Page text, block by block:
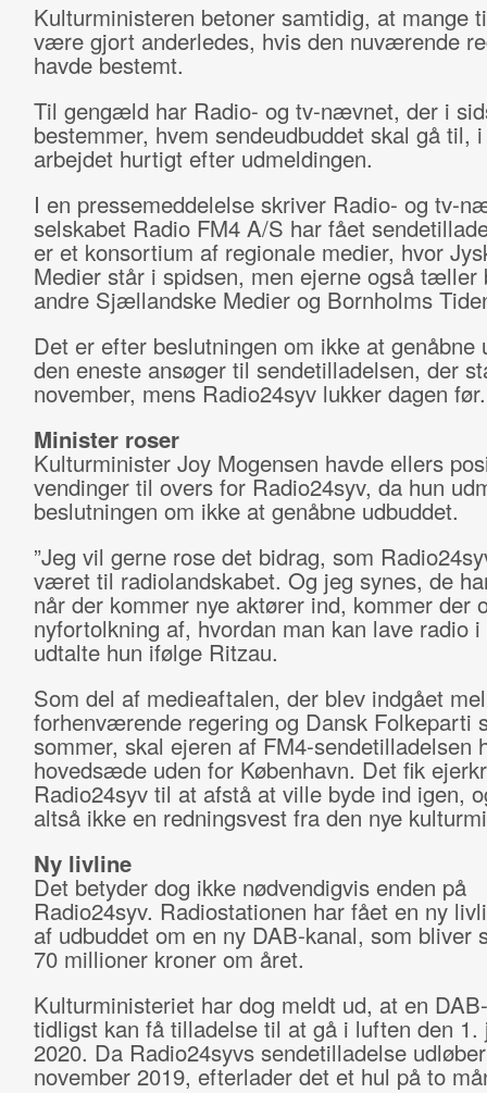
Kulturministeren betoner samtidig, at mange
være gjort anderledes, hvis den nuværende
havde bestemt.
Til gengæld har Radio- og tv-nævnet, der i
bestemmer, hvem sendeudbuddet skal gå til,
arbejdet hurtigt efter udmeldingen.
I en pressemeddelelse skriver Radio- og tv-
selskabet Radio FM4 A/S har fået
er et konsortium af regionale medier, hvor
Medier står i spidsen, men ejerne også tæller
andre Sjællandske Medier og Bornholms
Det er efter beslutningen om ikke at genåbne
den eneste ansøger til sendetilladelsen, der
november, mens Radio24syv lukker dagen før.
Minister roser
Kulturminister Joy Mogensen havde ellers
vendinger til overs for Radio24syv, da hun
beslutningen om ikke at genåbne udbuddet.
”Jeg vil gerne rose det bidrag, som
været til radiolandskabet. Og jeg synes, de
når der kommer nye aktører ind, kommer der
nyfortolkning af, hvordan man kan lave radio i
udtalte hun ifølge Ritzau.
Som del af medieaftalen, der blev indgået
forhenværende regering og Dansk Folkeparti
sommer, skal ejeren af FM4-sendetilladelsen
hovedsæde uden for København. Det fik
Radio24syv til at afstå at ville byde ind igen,
altså ikke en redningsvest fra den nye
Ny livline
Det betyder dog ikke nødvendigvis enden på
Radio24syv. Radiostationen har fået en ny
af udbuddet om en ny DAB-kanal, som bliver
70 millioner kroner om året.
Kulturministeriet har dog meldt ud, at en
tidligst kan få tilladelse til at gå i luften den 1.
2020. Da Radio24syvs sendetilladelse
november 2019, efterlader det et hul på to